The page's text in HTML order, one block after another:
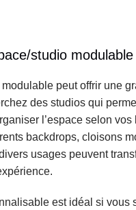
studio modulable
modulable peut offrir une
des studios qui
l’espace selon vos
backdrops, cloisons
usages peuvent
est idéal si vous